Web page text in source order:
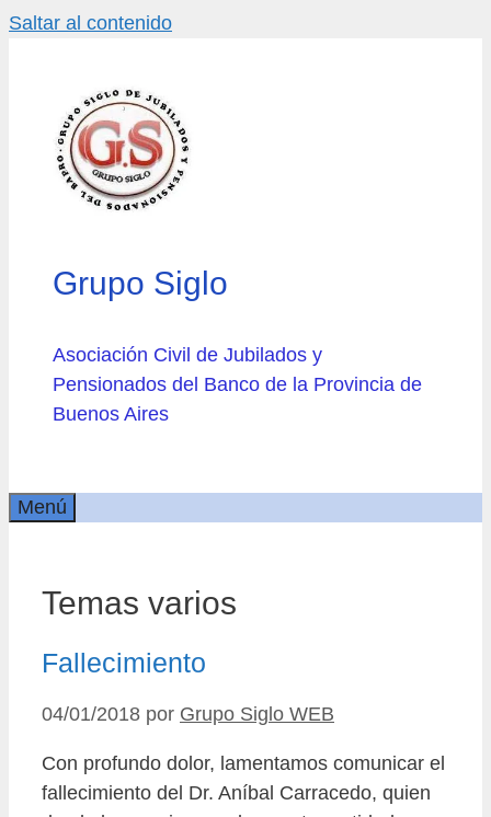
Saltar al contenido
Grupo Siglo
Asociación Civil de Jubilados y
Pensionados del Banco de la Provincia de
Buenos Aires
Menú
Temas varios
Fallecimiento
04/01/2018 por Grupo Siglo WEB
Con profundo dolor, lamentamos comunicar el
fallecimiento del Dr. Aníbal Carracedo, quien